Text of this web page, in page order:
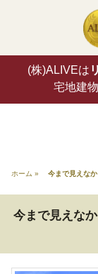
(株)ALIVEは
宅地建
ホーム » 今まで見えな
今まで見えな